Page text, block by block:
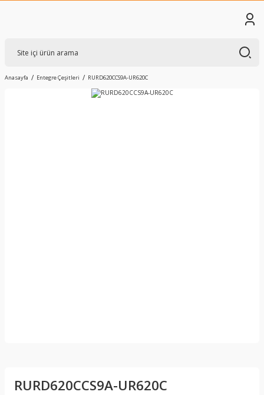
Anasayfa Entegre Çeşitleri RURD620CCS9A-UR620C
RURD620CCS9A-UR620C